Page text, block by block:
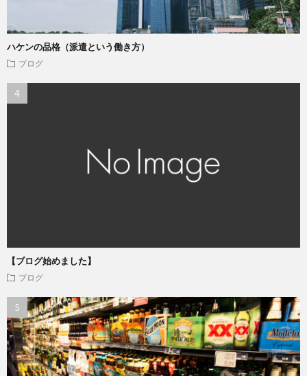
ハケンの品格（派遣という働き方）
ブログ
【ブログ始めました】
ブログ